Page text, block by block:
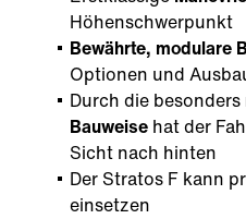
Höhenschwerpunkt
Bewährte, modulare
Optionen und
Durch die besonders
Bauweise hat der
Sicht nach hinten
Der Stratos F kann
einsetzen